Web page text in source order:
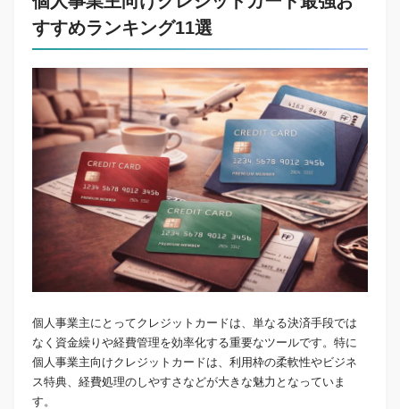
すすめランキング11選
個人事業主にとってクレジットカードは、単なる決済手段では
なく資金繰りや経費管理を効率化する重要なツールです。特に
個人事業主向けクレジットカードは、利用枠の柔軟性やビジネ
ス特典、経費処理のしやすさなどが大きな魅力となっていま
す。